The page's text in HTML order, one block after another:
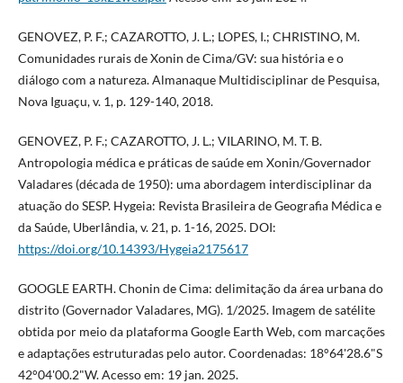
GENOVEZ, P. F.; CAZAROTTO, J. L.; LOPES, I.; CHRISTINO, M.
Comunidades rurais de Xonin de Cima/GV: sua história e o
diálogo com a natureza. Almanaque Multidisciplinar de Pesquisa,
Nova Iguaçu, v. 1, p. 129-140, 2018.
GENOVEZ, P. F.; CAZAROTTO, J. L.; VILARINO, M. T. B.
Antropologia médica e práticas de saúde em Xonin/Governador
Valadares (década de 1950): uma abordagem interdisciplinar da
atuação do SESP. Hygeia: Revista Brasileira de Geografia Médica e
da Saúde, Uberlândia, v. 21, p. 1-16, 2025. DOI:
https://doi.org/10.14393/Hygeia2175617
GOOGLE EARTH. Chonin de Cima: delimitação da área urbana do
distrito (Governador Valadares, MG). 1/2025. Imagem de satélite
obtida por meio da plataforma Google Earth Web, com marcações
e adaptações estruturadas pelo autor. Coordenadas: 18°64'28.6"S
42°04'00.2"W. Acesso em: 19 jan. 2025.